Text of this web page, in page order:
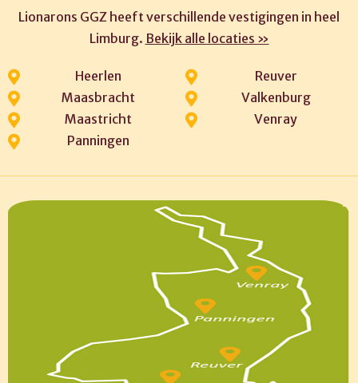
Lionarons GGZ heeft verschillende vestigingen in heel
Limburg. Bekijk alle locaties »
Heerlen
Maasbracht
Maastricht
Panningen
Reuver
Valkenburg
Venray